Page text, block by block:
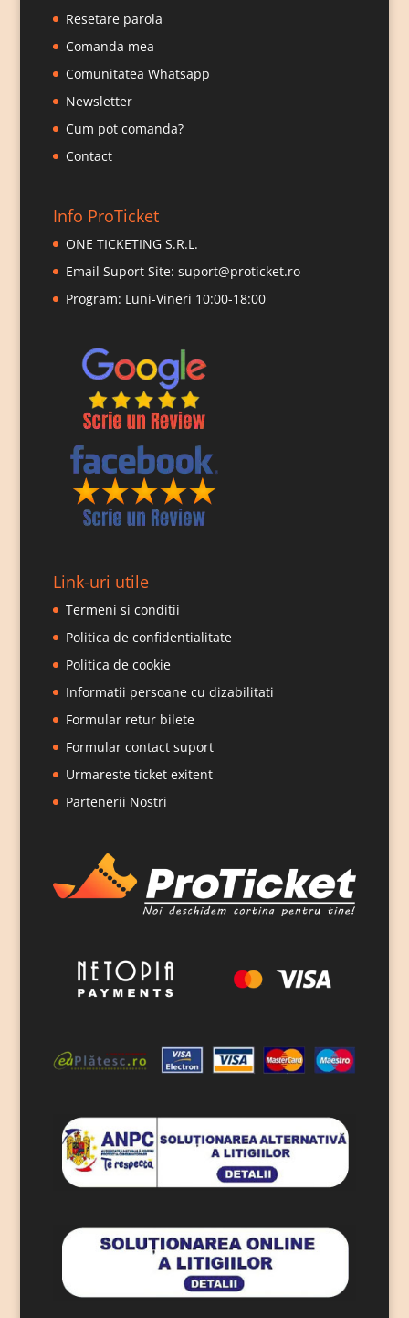
Resetare parola
Comanda mea
Comunitatea Whatsapp
Newsletter
Cum pot comanda?
Contact
Info ProTicket
ONE TICKETING S.R.L.
Email Suport Site: suport@proticket.ro
Program: Luni-Vineri 10:00-18:00
Link-uri utile
Termeni si conditii
Politica de confidentialitate
Politica de cookie
Informatii persoane cu dizabilitati
Formular retur bilete
Formular contact suport
Urmareste ticket exitent
Partenerii Nostri